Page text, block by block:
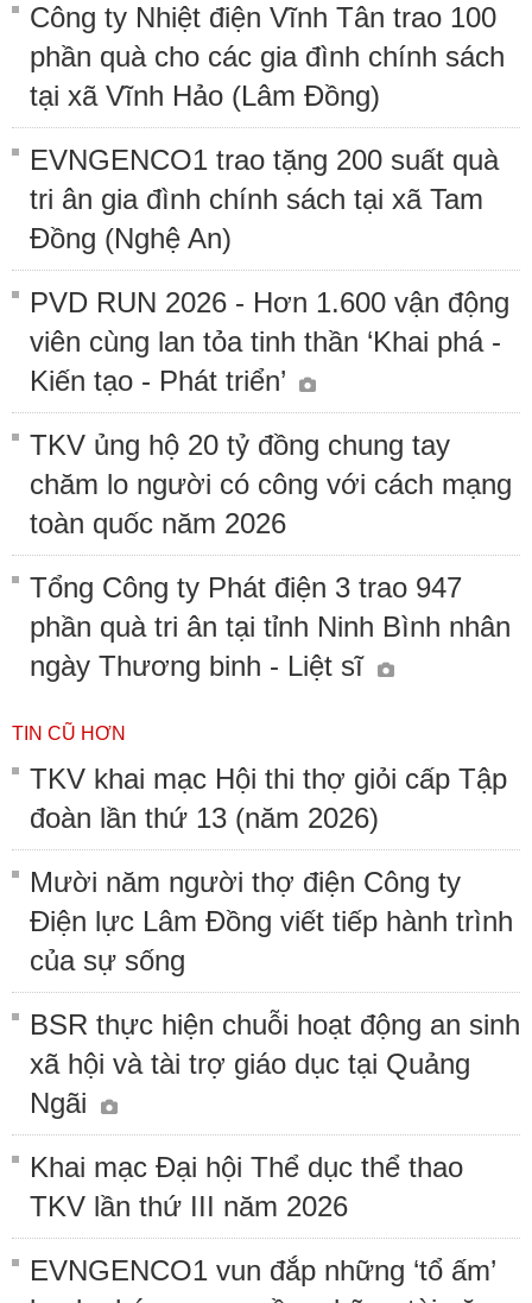
Công ty Nhiệt điện Vĩnh Tân trao 100
phần quà cho các gia đình chính sách
tại xã Vĩnh Hảo (Lâm Đồng)
EVNGENCO1 trao tặng 200 suất quà
tri ân gia đình chính sách tại xã Tam
Đồng (Nghệ An)
PVD RUN 2026 - Hơn 1.600 vận động
viên cùng lan tỏa tinh thần ‘Khai phá -
Kiến tạo - Phát triển’
TKV ủng hộ 20 tỷ đồng chung tay
chăm lo người có công với cách mạng
toàn quốc năm 2026
Tổng Công ty Phát điện 3 trao 947
phần quà tri ân tại tỉnh Ninh Bình nhân
ngày Thương binh - Liệt sĩ
TIN CŨ HƠN
TKV khai mạc Hội thi thợ giỏi cấp Tập
đoàn lần thứ 13 (năm 2026)
Mười năm người thợ điện Công ty
Điện lực Lâm Đồng viết tiếp hành trình
của sự sống
BSR thực hiện chuỗi hoạt động an sinh
xã hội và tài trợ giáo dục tại Quảng
Ngãi
Khai mạc Đại hội Thể dục thể thao
TKV lần thứ III năm 2026
EVNGENCO1 vun đắp những ‘tổ ấm’